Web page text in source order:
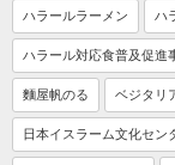
ハラールラーメン ハ
ハラール対応食普及促進
麵屋帆のる ベジタリ
日本イスラーム文化セン